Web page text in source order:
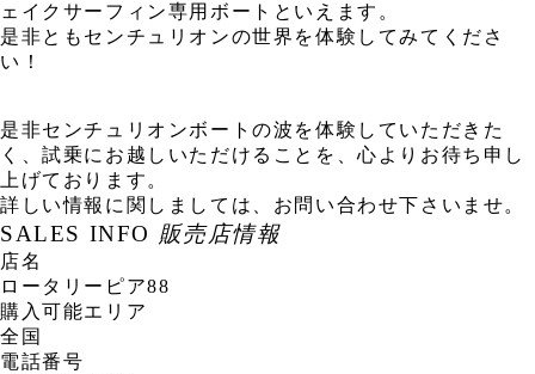
ェイクサーフィン専用ボートといえます。
是非ともセンチュリオンの世界を体験してみてくださ
い！
是非センチュリオンボートの波を体験していただきた
く、試乗にお越しいただけることを、心よりお待ち申し
上げております。
詳しい情報に関しましては、お問い合わせ下さいませ。
SALES INFO 販売店情報
店名
ロータリーピア88
購入可能エリア
全国
電話番号